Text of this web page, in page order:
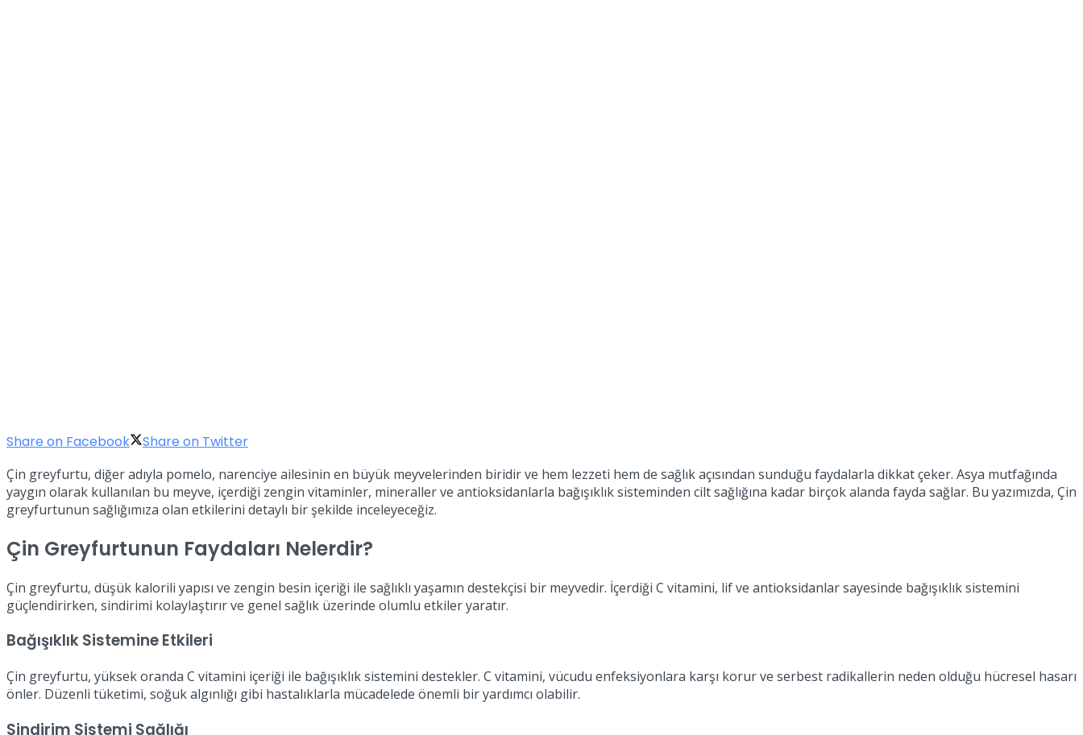
Share on Facebook Share on Twitter
Çin greyfurtu, diğer adıyla pomelo, narenciye ailesinin en büyük meyvelerinden biridir ve hem lezzeti hem de sağlık açısından sunduğu faydalarla dikkat çeker. Asya mutfağında
yaygın olarak kullanılan bu meyve, içerdiği zengin vitaminler, mineraller ve antioksidanlarla bağışıklık sisteminden cilt sağlığına kadar birçok alanda fayda sağlar. Bu yazımızda, Çin
greyfurtunun sağlığımıza olan etkilerini detaylı bir şekilde inceleyeceğiz.
Çin Greyfurtunun Faydaları Nelerdir?
Çin greyfurtu, düşük kalorili yapısı ve zengin besin içeriği ile sağlıklı yaşamın destekçisi bir meyvedir. İçerdiği C vitamini, lif ve antioksidanlar sayesinde bağışıklık sistemini
güçlendirirken, sindirimi kolaylaştırır ve genel sağlık üzerinde olumlu etkiler yaratır.
Bağışıklık Sistemine Etkileri
Çin greyfurtu, yüksek oranda C vitamini içeriği ile bağışıklık sistemini destekler. C vitamini, vücudu enfeksiyonlara karşı korur ve serbest radikallerin neden olduğu hücresel hasarı
önler. Düzenli tüketimi, soğuk algınlığı gibi hastalıklarla mücadelede önemli bir yardımcı olabilir.
Sindirim Sistemi Sağlığı